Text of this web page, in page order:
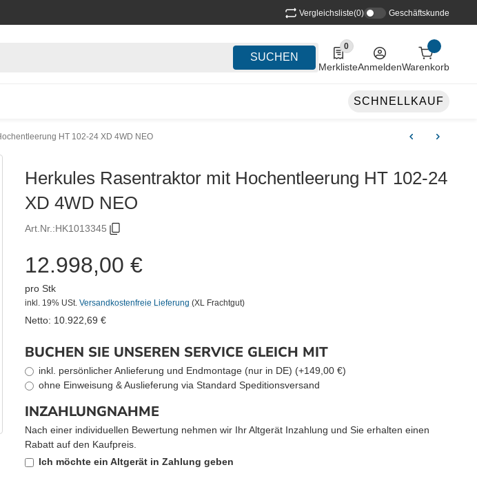
Vergleichsliste(0) Geschäftskunde
SUCHEN
0
0 Produkte in der Liste
MerklisteAnmeldenWarenkorb
SCHNELLKAUF
HT 102-24 XD 4WD NEO
Herkules Rasentraktor mit Hochentleerung HT 102-24
XD 4WD NEO
Art.Nr.:HK1013345
12.998,00 €
pro Stk
inkl. 19% USt. Versandkostenfreie Lieferung (XL Frachtgut)
Netto: 10.922,69 €
BUCHEN SIE UNSEREN SERVICE GLEICH MIT
inkl. persönlicher Anlieferung und Endmontage (nur in DE) (+149,00 €)
ohne Einweisung & Auslieferung via Standard Speditionsversand
INZAHLUNGNAHME
Nach einer individuellen Bewertung nehmen wir Ihr Altgerät Inzahlung und Sie erhalten einen
Rabatt auf den Kaufpreis.
Ich möchte ein Altgerät in Zahlung geben